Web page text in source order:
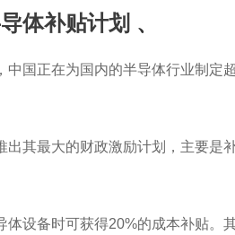
体补贴计划 、
国正在为国内的半导体行业制
其最大的财政激励计划，主要
设备时可获得20%的成本补贴。